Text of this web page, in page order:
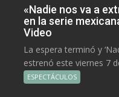
«Nadie nos va a
en la serie
Video
La espera terminó y
estrenó este viernes 7
ESPECTÁCULOS